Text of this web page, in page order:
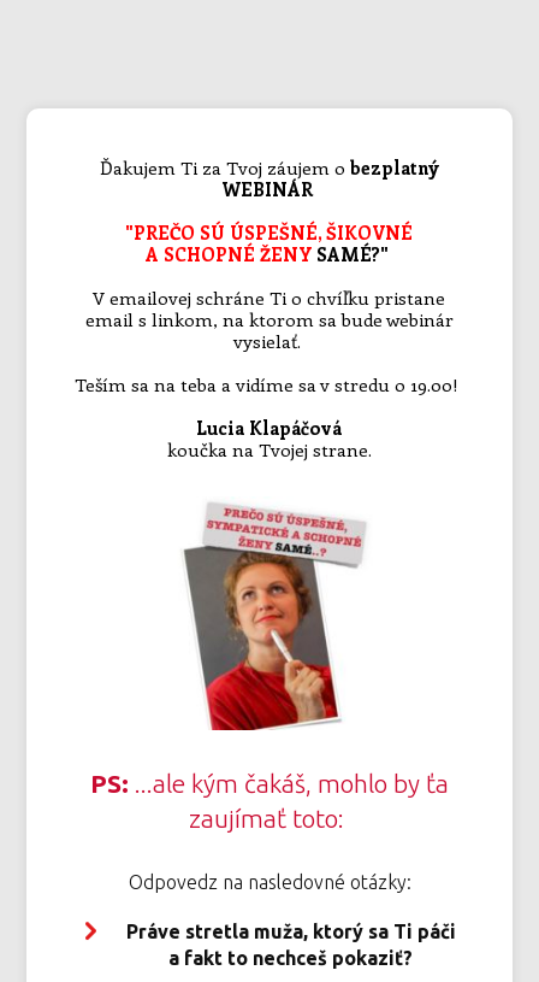
Ďakujem Ti za Tvoj záujem o bezplatný
WEBINÁR
"PREČO SÚ ÚSPEŠNÉ, ŠIKOVNÉ
A SCHOPNÉ ŽENYSAMÉ?"
V emailovej schráne Ti o chvíľku pristane
email s linkom, na ktorom sa bude webinár
vysielať.
Teším sa na teba a vidíme sa v stredu o 19.00!
Lucia Klapáčová
koučka na Tvojej strane.
PS: ...ale kým čakáš, mohlo by ťa
zaujímať toto:
Odpovedz na nasledovné otázky:
Práve stretla muža, ktorý sa Ti páči
a fakt to nechceš pokaziť?